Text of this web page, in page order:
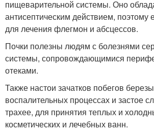
пищеварительной системы. Оно
антисептическим действием, поэтому
для лечения флегмон и абсцессов.
Почки полезны людям с болезнями
системы, сопровождающимися
отеками.
Также настои зачатков побегов
воспалительных процессах и застое
трахее, для принятия теплых и
косметических и лечебных ванн.